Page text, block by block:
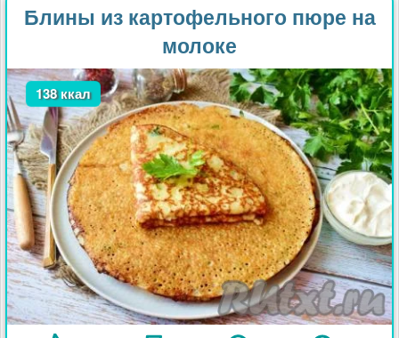
Блины из картофельного пюре на
молоке
138 ккал